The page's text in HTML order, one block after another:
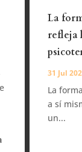
La
refleja
31 Jul
La
a sí
un...